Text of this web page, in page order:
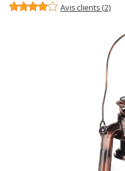
Avis clients (2)